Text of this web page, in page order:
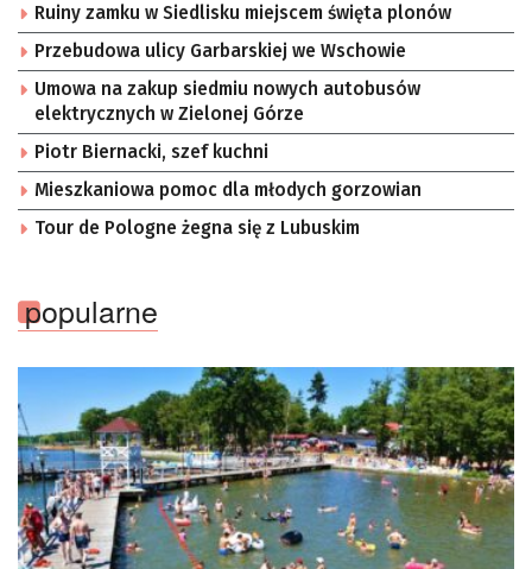
Ruiny zamku w Siedlisku miejscem święta plonów
Przebudowa ulicy Garbarskiej we Wschowie
Umowa na zakup siedmiu nowych autobusów
elektrycznych w Zielonej Górze
Piotr Biernacki, szef kuchni
Mieszkaniowa pomoc dla młodych gorzowian
Tour de Pologne żegna się z Lubuskim
popularne